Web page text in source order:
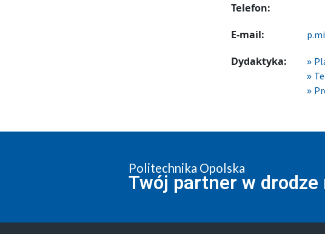
Telefon:
E-mail:
Dydaktyka:
Politechnika Opolska
Twój partner w drodze